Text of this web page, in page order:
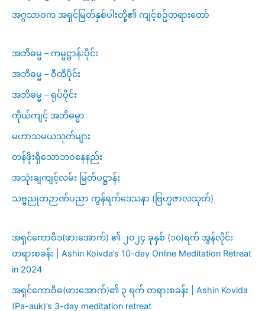
အဂ္ဂသာဝက အရှင်မြတ်နှစ်ပါးတို့၏ ကျင့်စဥ်တရားတော်
အဘိဓမ္မ – ကမ္မဋ္ဌာန်းပိုင်း
အဘိဓမ္မ – ဝီထိပိုင်း
အဘိဓမ္မ – ရုပ်ပိုင်း
ကိုယ်ကျင့် အဘိဓမ္မာ
မဟာသမယသုတ်များ
တန်ဖိုးရှိသောဘဝနေနည်း
အသုံးချကျင့်လမ်း မြတ်ပဋ္ဌာန်း
သဗ္ဗညုတဉာဏ်ပညာ ကွန်ရက်ဒေသနာ (ဗြဟ္မဇာလသုတ်)
အရှင်ကောဝိဒ(ဖားအောက်) ၏ ၂၀၂၄ ခုနှစ် (၁၀)ရက် အွန်လိုင်း
တရားစခန်း | Ashin Koivda’s 10-day Online Meditation Retreat
in 2024
အရှင်ကောဝိဓ(ဖားအောက်)၏ ၃ ရက် တရားစခန်း | Ashin Kovida
(Pa-auk)’s 3-day meditation retreat